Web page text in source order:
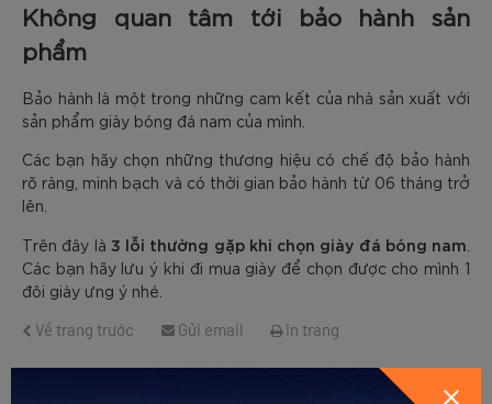
Không quan tâm tới bảo hành sản
phẩm
Bảo hành là một trong những cam kết của nhà sản xuất với
sản phẩm giày bóng đá nam của mình.
Các bạn hãy chọn những thương hiệu có chế độ bảo hành
rõ ràng, minh bạch và có thời gian bảo hành từ 06 tháng trở
lên.
Trên đây là 3 lỗi thường gặp khi chọn giày đá bóng nam
Các bạn hãy lưu ý khi đi mua giày để chọn được cho mình 1
đôi giày ưng ý nhé.
Về trang trước
Gửi email In trang